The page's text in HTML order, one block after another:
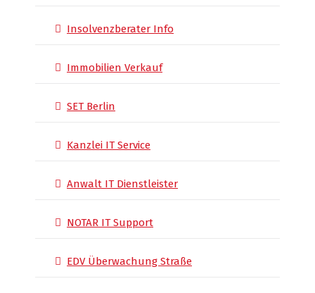
Insolvenzberater Info
Immobilien Verkauf
SET Berlin
Kanzlei IT Service
Anwalt IT Dienstleister
NOTAR IT Support
EDV Überwachung Straße